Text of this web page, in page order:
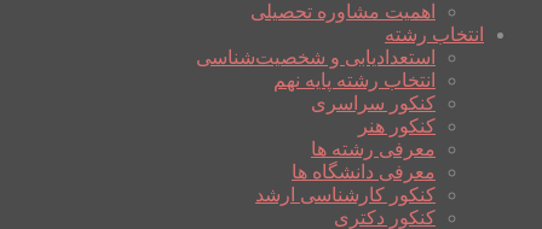
اهمیت مشاوره تحصیلی
انتخاب رشته
استعدادیابی و شخصیت‌شناسی
انتخاب رشته پایه نهم
کنکور سراسری
کنکور هنر
معرفی رشته ها
معرفی دانشگاه ها
کنکور کارشناسی ارشد
کنکور دکتری